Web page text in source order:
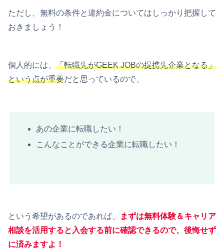
ただし、無料の条件と違約金についてはしっかり把握して
おきましょう！
個人的には、 「転職先がGEEK JOBの提携先企業となる」
という点が重要だと思っているので、
あの企業に転職したい！
こんなことができる企業に転職したい！
という希望があるのであれば、
まずは無料体験＆キャリア
相談を活用すると入会する前に確認できるので、後悔せず
に済みますよ！